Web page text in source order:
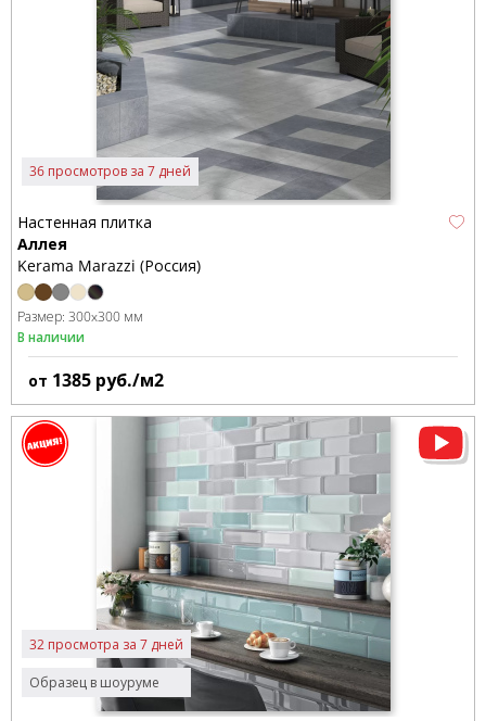
36 просмотров за 7 дней
Настенная плитка
Аллея
Kerama Marazzi (Россия)
Размер: 300x300 мм
В наличии
от 1385 руб./м2
Образец в шоуруме
32 просмотра за 7 дней